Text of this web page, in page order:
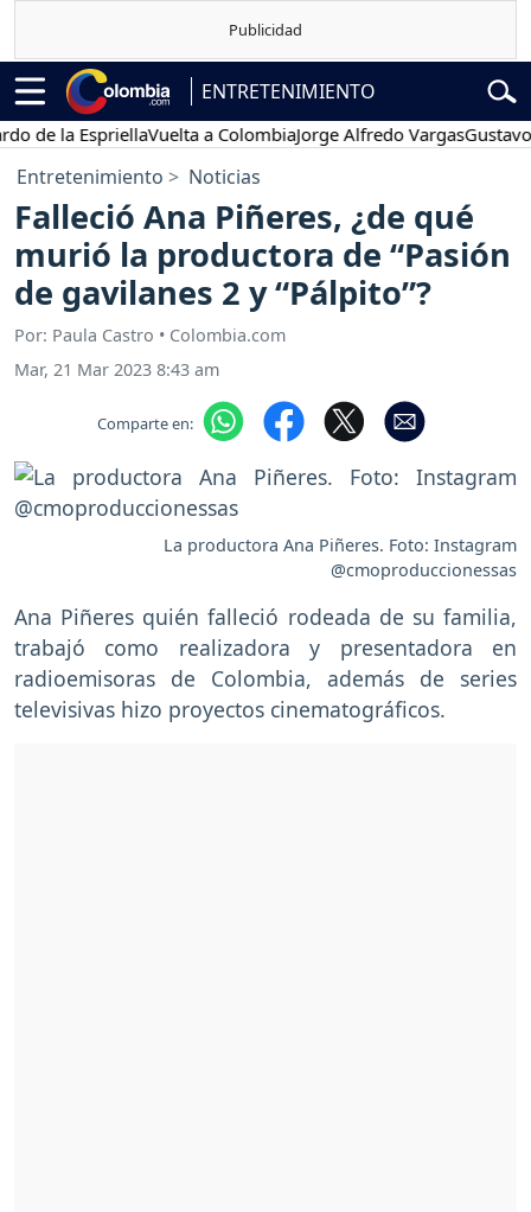
ENTRETENIMIENTO
la EspriellaVuelta a ColombiaJorge Alfredo VargasGustavo
Entretenimiento Noticias
Falleció Ana Piñeres, ¿de qué
murió la productora de “Pasión
de gavilanes 2 y “Pálpito”?
Por: Paula Castro • Colombia.com
Mar, 21 Mar 2023 8:43 am
Comparte en:
La productora Ana Piñeres. Foto: Instagram
@cmoproduccionessas
Ana Piñeres quién falleció rodeada de su familia,
trabajó como realizadora y presentadora en
radioemisoras de Colombia, además de series
televisivas hizo proyectos cinematográficos.